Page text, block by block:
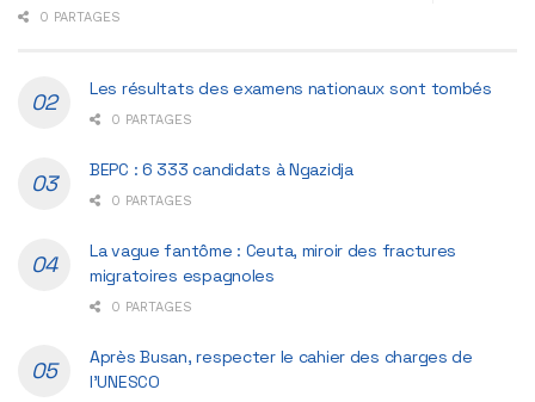
0 PARTAGES
Les résultats des examens nationaux sont tombés
0 PARTAGES
BEPC : 6 333 candidats à Ngazidja
0 PARTAGES
La vague fantôme : Ceuta, miroir des fractures
migratoires espagnoles
0 PARTAGES
Après Busan, respecter le cahier des charges de
l’UNESCO